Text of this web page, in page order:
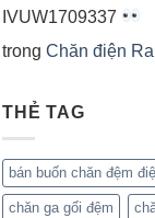
IVUW1709337
trong Chăn điện
THẺ TAG
bán buốn chăn đệm
chăn ga gối đệm